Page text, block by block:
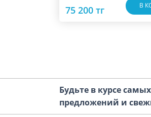
75 200 тг В
Будьте в курсе
предложений и